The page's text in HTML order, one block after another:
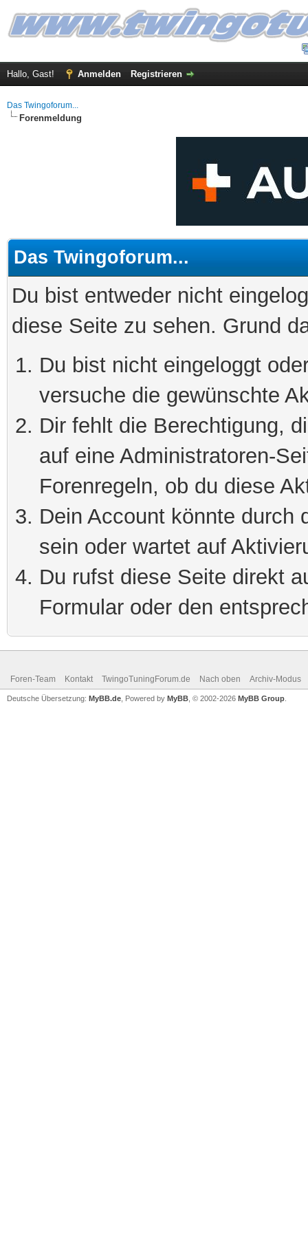
Hallo, Gast! Anmelden Registrieren
Das Twingoforum...
Forenmeldung
Das Twingoforum...
Du bist entweder nicht
diese Seite zu sehen. Grund
Du bist nicht eingeloggt
versuche die gewünschte
Dir fehlt die Berechtigung,
auf eine Administratoren-
Forenregeln, ob du diese
Dein Account könnte durch
sein oder wartet auf
Du rufst diese Seite direkt
Formular oder den
Foren-Team Kontakt TwingoTuningForum.de Nach oben Archiv-Modus
Deutsche Übersetzung: MyBB.de , Powered by MyBB , © 2002-2026 MyBB Group